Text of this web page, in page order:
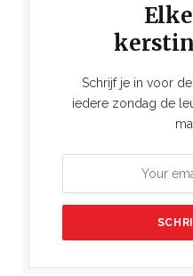
Schrijf je in voor
iedere zondag de